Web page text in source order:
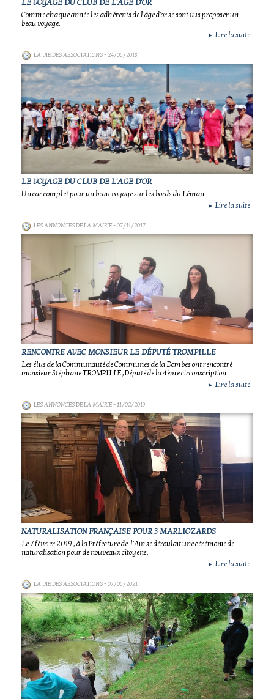
LE VOYAGE DU CLUB DE L'AGE D'OR
Comme chaque année les adhérents de l'âge d'or se sont vus proposer un
beau voyage.
► Lire la suite
LA VIE DES ASSOCIATIONS- 24/06/2018
LE VOYAGE DU CLUB DE L'AGE D'OR
Un car complet pour un beau voyage sur les bords du Léman.
► Lire la suite
LES ANNONCES DE LA MAIRIE- 07/11/2017
RENCONTRE AVEC MONSIEUR LE DÉPUTÉ TROMPILLE
Les élus de la Communauté de Communes de la Dombes ont rencontré
monsieur Stéphane TROMPILLE ,Député de la 4ème circonscription..
► Lire la suite
LES ANNONCES DE LA MAIRIE- 11/02/2019
NATURALISATION FRANÇAISE POUR 3 MARLIOZARDS
Le 7 février 2019 , à la Préfecture de l'Ain se déroulait une cérémonie de
naturalisation pour de nouveaux citoyens.
► Lire la suite
LA VIE DES ASSOCIATIONS- 07/06/2021